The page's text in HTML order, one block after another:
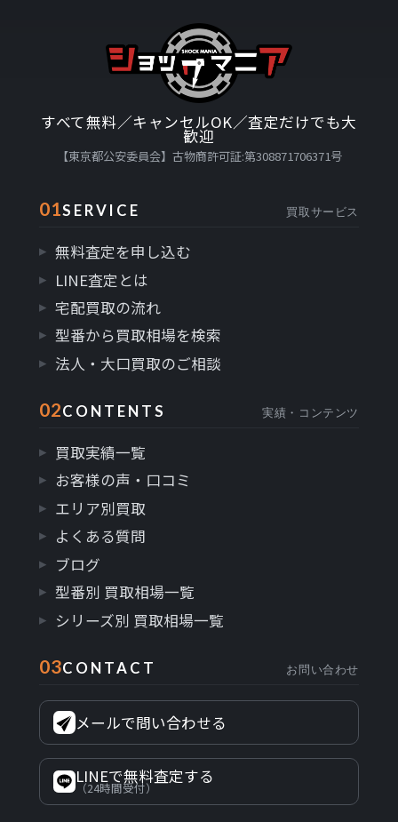
すべて無料／キャンセルOK／査定だけでも大
歓迎
【東京都公安委員会】古物商許可証:第308871706371号
01SERVICE 買取サービス
無料査定を申し込む
LINE査定とは
宅配買取の流れ
型番から買取相場を検索
法人・大口買取のご相談
02CONTENTS 実績・コンテンツ
買取実績一覧
お客様の声・口コミ
エリア別買取
よくある質問
ブログ
型番別 買取相場一覧
シリーズ別 買取相場一覧
03CONTACT お問い合わせ
メールで問い合わせる
LINEで無料査定する
（24時間受付）